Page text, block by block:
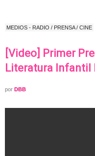
MEDIOS - RADIO / PRENSA / CINE
[Video] Primer
Literatura Infantil
por DBB